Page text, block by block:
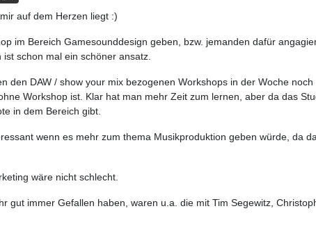
auf dem Herzen liegt :)
im Bereich Gamesounddesign geben, bzw. jemanden dafür
schon mal ein schöner ansatz.
den DAW / show your mix bezogenen Workshops in der Woche
Workshop ist. Klar hat man mehr Zeit zum lernen, aber da das
in dem Bereich gibt.
wenn es mehr zum thema Musikproduktion geben würde, da
wäre nicht schlecht.
gut immer Gefallen haben, waren u.a. die mit Tim Segewitz,